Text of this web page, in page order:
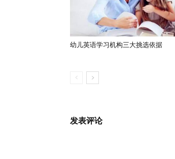
幼儿英语学习机构三大挑选依据
发表评论